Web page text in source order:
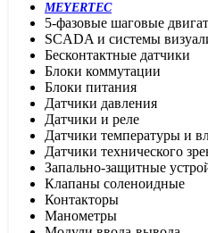
MEYERTEC
5-фазовые шаговые
SCADA и системы
Бесконтактные датчики
Блоки коммутации
Блоки питания
Датчики давления
Датчики и реле
Датчики температуры и
Датчики технического
Запально-защитные
Клапаны соленоидные
Контакторы
Манометры